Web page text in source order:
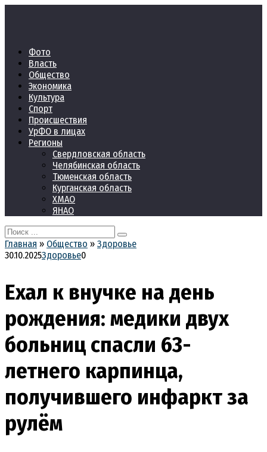
Фото
Власть
Общество
Экономика
Культура
Спорт
Происшествия
УрФО в лицах
Регионы
Свердловская область
Челябинская область
Тюменская область
Курганская область
ХМАО
ЯНАО
Search
for:
Главная » Общество » Здоровье
30.10.2025Здоровье0
Ехал к внучке на день
рождения: медики двух
больниц спасли 63-
летнего карпинца,
получившего инфаркт за
рулём